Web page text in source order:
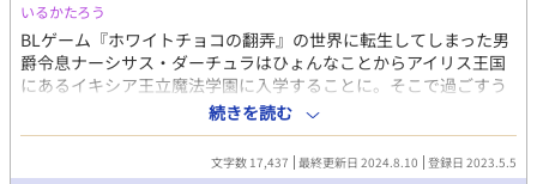
いるかたろう
BLゲーム『ホワイトチョコの翻弄』の世界に転生してしまった男
爵令息ナーシサス・ダーチュラはひょんなことからアイリス王国
にあるイキシア王立魔法学園に入学することに。そこで過ごすう
ちにナーシサスは様々な人達と交流を深めていく。困難に立ち向
かいながらも仲間と絆を深め合い、気がついたらいつのまにか逆
ハールートかつハピエンルートになっていたらし
く．．．．．．．．．という話ではなく、ナーシサスとそのお仲
続きを読む
文字数 17,437 最終更新日 2024.8.10 登録日 2023.5.5